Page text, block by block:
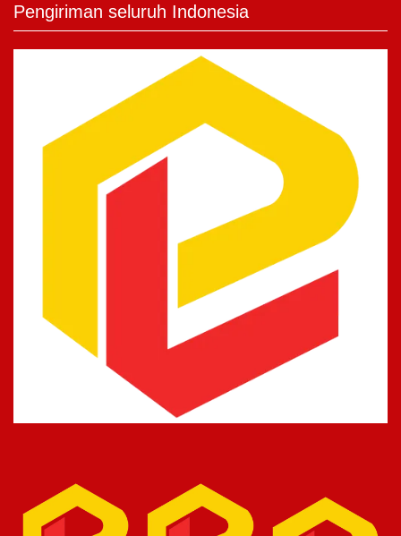
Pengiriman seluruh Indonesia